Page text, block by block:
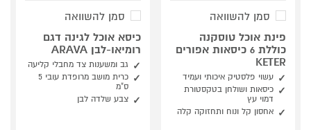
סמן להשוואה
פינת אוכל טוסקנה
כוללת 6 כיסאות אפורים
KETER
עשוי פלסטיק איכותי ועמיד
כיסאות ושולחן בטקסטורת
דמוי עץ
אחסון קל ונוח ותחזוקה קלה
סמן להשוואה
כיסא אוכל לגינה דגם
רומיאו-לבן ARAVA
גב ומשענות צד מחבלי קליעה
כרית מושב מרופדת עובי 5
ס"מ
צבע שלדה לבן